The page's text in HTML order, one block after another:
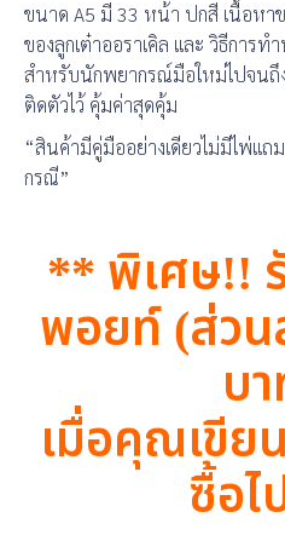
ขนาด A5 มี 33 หน้า ปกสี เนื้อหา
ของลูกเต๋าออราเคิล และ วิธีการท
สำหรับนักพยากรณ์มือใหม่ไปจน
ติดตัวไว้ คุ้มค่าสุดคุ้ม
“สินค้ามีคู่มืออย่างเดียวไม่มีไพ่แ
กรณี”
** พิเศษ!!
พอยท์ (ส่วน
บ
เมื่อคุณเขีย
ซื้อ